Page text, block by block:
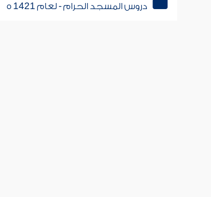
دروس المسجد الحرام - لعام 1421 ه